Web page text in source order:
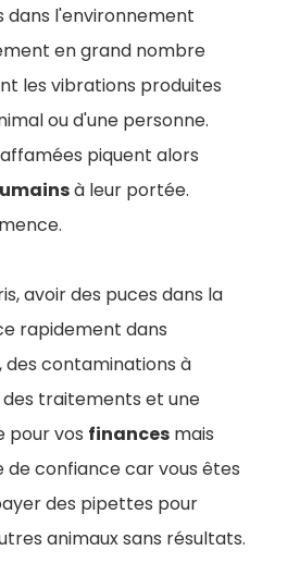
dans l'environnement
en grand nombre
les vibrations produites
ou d'une personne.
piquent alors
à leur portée.
avoir des puces dans la
rapidement dans
, des contaminations à
traitements et une
pour vos finances mais
de confiance car vous êtes
des pipettes pour
animaux sans résultats.